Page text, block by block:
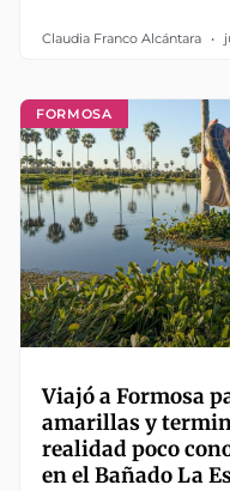
Claudia Franco Alcántara
FORMOSA
Viajó a Formosa
amarillas y
realidad poco
en el Bañado La